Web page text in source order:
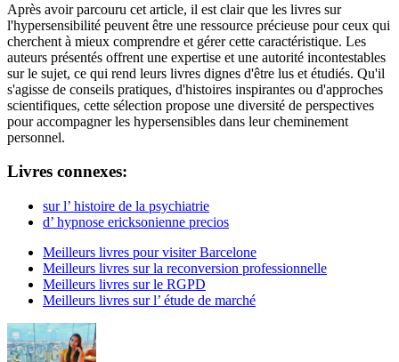
Après avoir parcouru cet article, il est clair que les livres sur
l'hypersensibilité peuvent être une ressource précieuse pour ceux qui
cherchent à mieux comprendre et gérer cette caractéristique. Les
auteurs présentés offrent une expertise et une autorité incontestables
sur le sujet, ce qui rend leurs livres dignes d'être lus et étudiés. Qu'il
s'agisse de conseils pratiques, d'histoires inspirantes ou d'approches
scientifiques, cette sélection propose une diversité de perspectives
pour accompagner les hypersensibles dans leur cheminement
personnel.
Livres connexes:
sur l’ histoire de la psychiatrie
d’ hypnose ericksonienne precios
Meilleurs livres pour visiter Barcelone
Meilleurs livres sur la reconversion professionnelle
Meilleurs livres sur le RGPD
Meilleurs livres sur l’ étude de marché